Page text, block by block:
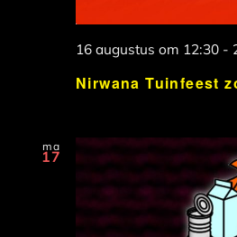
Nirwana Tuinfeest
16 augustus om 12:30 -
ma
17